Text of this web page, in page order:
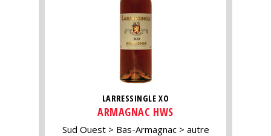
LARRESSINGLE XO
ARMAGNAC HWS
Sud Ouest Bas-Armagnac autre